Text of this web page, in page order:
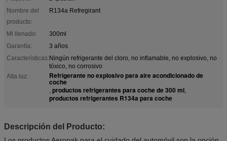
Nombre del
producto:
R134a Refregirant
Ml llenado:
300ml
Garantía:
3 años
Características:Ningún refrigerante del cloro, no inflamable, no explosivo, no
tóxico, no corrosivo
Alta luz:
Refrigerante no explosivo para aire acondicionado de
coche
, productos refrigerantes para coche de 300 ml,
productos refrigerantes R134a para coche
Descripción del Producto: